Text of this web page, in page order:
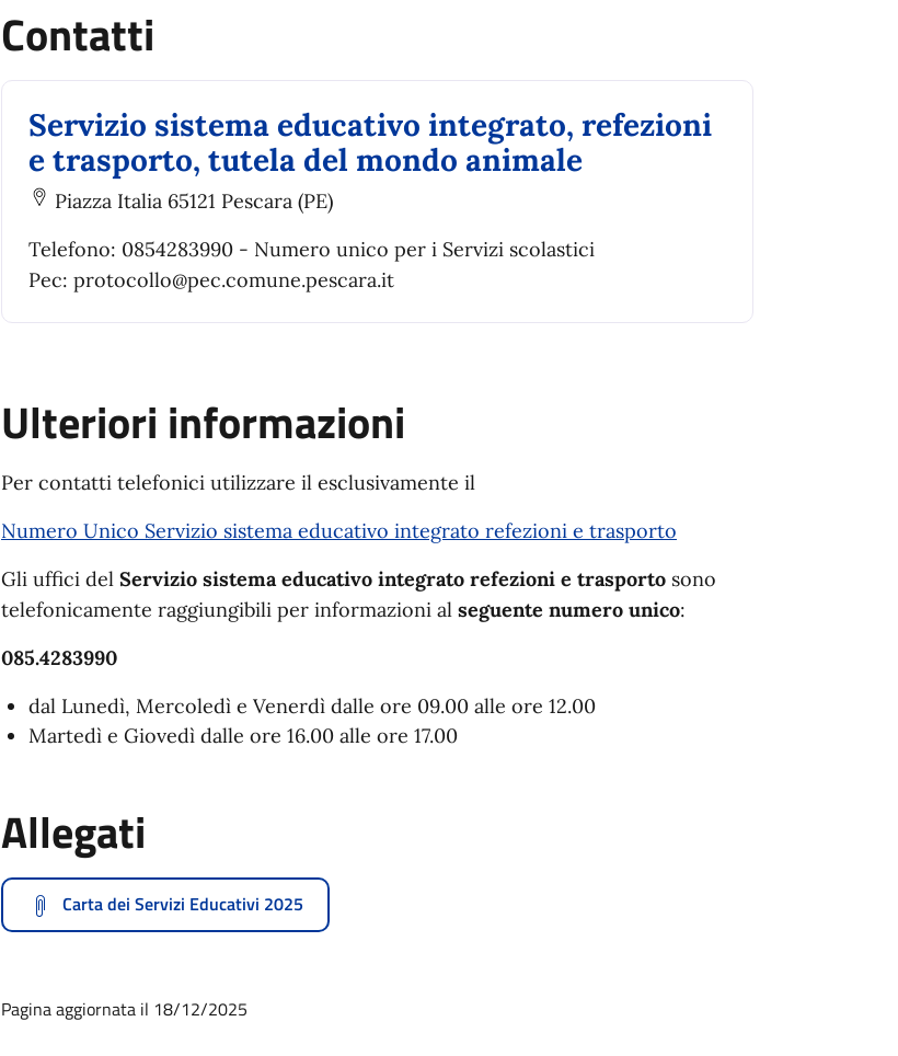
Contatti
Servizio sistema educativo integrato, refezioni
e trasporto, tutela del mondo animale
Piazza Italia 65121 Pescara (PE)
Telefono: 0854283990 - Numero unico per i Servizi scolastici
Pec: protocollo@pec.comune.pescara.it
Ulteriori informazioni
Per contatti telefonici utilizzare il esclusivamente il
Numero Unico Servizio sistema educativo integrato refezioni e trasporto
Gli uffici del Servizio sistema educativo integrato refezioni e trasporto sono
telefonicamente raggiungibili per informazioni al seguente numero unico:
085.4283990
dal Lunedì, Mercoledì e Venerdì dalle ore 09.00 alle ore 12.00
Martedì e Giovedì dalle ore 16.00 alle ore 17.00
Allegati
Carta dei Servizi Educativi 2025
Pagina aggiornata il 18/12/2025